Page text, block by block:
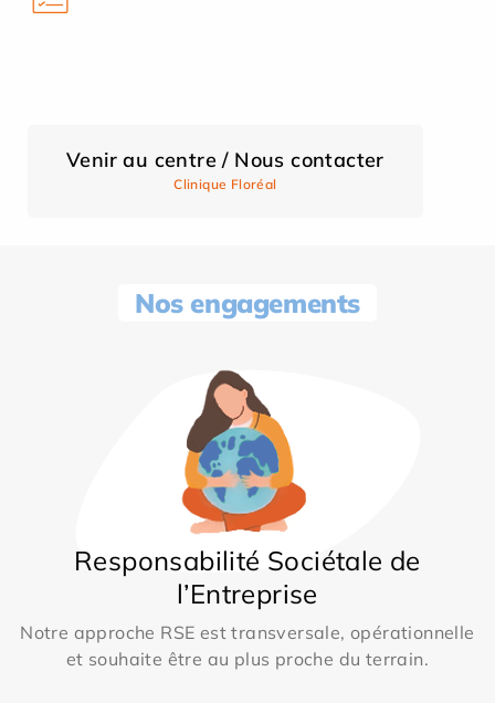
Venir au centre / Nous contacter
Clinique Floréal
Nos engagements
Responsabilité Sociétale de
l’Entreprise
Notre approche RSE est transversale, opérationnelle
et souhaite être au plus proche du terrain.